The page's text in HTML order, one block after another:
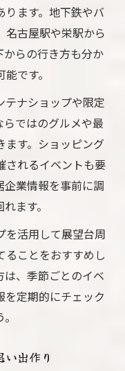
ります。地下鉄やバ
名古屋駅や栄駅から
からの行き方も分か
です。
テナショップや限定
ではのグルメや最
ます。ショッピング
されるイベントも要
企業情報を事前に調
ます。
を活用して展望台周
ることをおすすめし
は、季節ごとのイベ
を定期的にチェック
出作り